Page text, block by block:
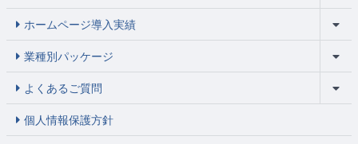
ホームページ導入実績
業種別パッケージ
よくあるご質問
個人情報保護方針